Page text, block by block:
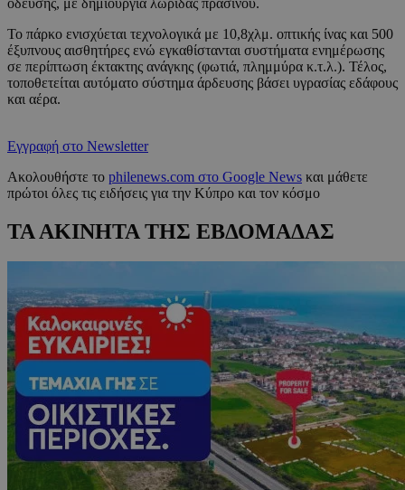
Το πάρκο ενισχύεται τεχνολογικά με 10,8χλμ. οπτικής ίνας και 500
έξυπνους αισθητήρες ενώ εγκαθίστανται συστήματα ενημέρωσης
σε περίπτωση έκτακτης ανάγκης (φωτιά, πλημμύρα κ.τ.λ.). Τέλος,
τοποθετείται αυτόματο σύστημα άρδευσης βάσει υγρασίας εδάφους
και αέρα.
Εγγραφή στο Newsletter
Ακολουθήστε το philenews.com στο Google News και μάθετε
πρώτοι όλες τις ειδήσεις για την Κύπρο και τον κόσμο
ΤΑ ΑΚΙΝΗΤΑ ΤΗΣ ΕΒΔΟΜΑΔΑΣ